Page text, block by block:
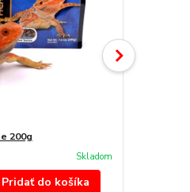
200g
Skladom
Pridať do košíka